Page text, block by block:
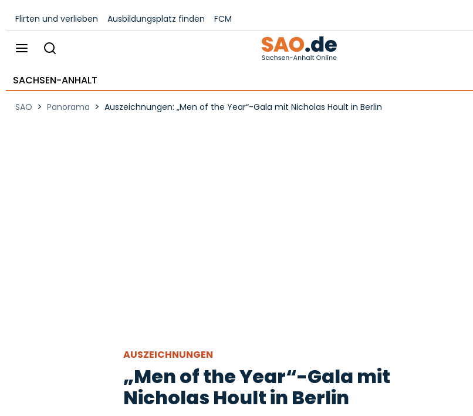
Flirten und verlieben Ausbildungsplatz finden FCM
SACHSEN-ANHALT
SAO > Panorama > Auszeichnungen: „Men of the Year“-Gala mit Nicholas Hoult in Berlin
AUSZEICHNUNGEN
„Men of the Year“-Gala mit
Nicholas Hoult in Berlin